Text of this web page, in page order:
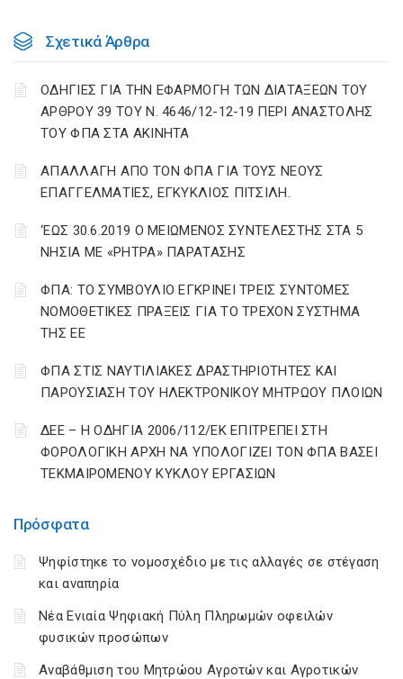
Πρόσφατα
Ψηφίστηκε το νομοσχέδιο με τις αλλαγές σε στέγαση
και αναπηρία
Νέα Ενιαία Ψηφιακή Πύλη Πληρωμών οφειλών
φυσικών προσώπων
Αναβάθμιση του Μητρώου Αγροτών και Αγροτικών
Σχετικά Άρθρα
ΟΔΗΓΙΕΣ ΓΙΑ ΤΗΝ ΕΦΑΡΜΟΓΗ ΤΩΝ ΔΙΑΤΑΞΕΩΝ ΤΟΥ
ΑΡΘΡΟΥ 39 ΤΟΥ Ν. 4646/12-12-19 ΠΕΡΙ ΑΝΑΣΤΟΛΗΣ
ΤΟΥ ΦΠΑ ΣΤΑ ΑΚΙΝΗΤΑ
ΑΠΑΛΛΑΓΗ ΑΠΟ ΤΟΝ ΦΠΑ ΓΙΑ ΤΟΥΣ ΝΕΟΥΣ
ΕΠΑΓΓΕΛΜΑΤΙΕΣ, ΕΓΚΥΚΛΙΟΣ ΠΙΤΣΙΛΗ.
‘ΕΩΣ 30.6.2019 Ο ΜΕΙΩΜΕΝΟΣ ΣΥΝΤΕΛΕΣΤΗΣ ΣΤΑ 5
ΝΗΣΙΑ ΜΕ «ΡΗΤΡΑ» ΠΑΡΑΤΑΣΗΣ
ΦΠΑ: ΤΟ ΣΥΜΒΟΥΛΙΟ ΕΓΚΡΙΝΕΙ ΤΡΕΙΣ ΣΥΝΤΟΜΕΣ
ΝΟΜΟΘΕΤΙΚΕΣ ΠΡΑΞΕΙΣ ΓΙΑ ΤΟ ΤΡΕΧΟΝ ΣΥΣΤΗΜΑ
ΤΗΣ ΕΕ
ΦΠΑ ΣΤΙΣ ΝΑΥΤΙΛΙΑΚΕΣ ΔΡΑΣΤΗΡΙΟΤΗΤΕΣ ΚΑΙ
ΠΑΡΟΥΣΙΑΣΗ ΤΟΥ ΗΛΕΚΤΡΟΝΙΚΟΥ ΜΗΤΡΩΟΥ ΠΛΟΙΩΝ
ΔΕΕ – Η ΟΔΗΓΙΑ 2006/112/ΕΚ ΕΠΙΤΡΕΠΕΙ ΣΤΗ
ΦΟΡΟΛΟΓΙΚΗ ΑΡΧΗ ΝΑ ΥΠΟΛΟΓΙΖΕΙ ΤΟΝ ΦΠΑ ΒΑΣΕΙ
ΤΕΚΜΑΙΡΟΜΕΝΟΥ ΚΥΚΛΟΥ ΕΡΓΑΣΙΩΝ